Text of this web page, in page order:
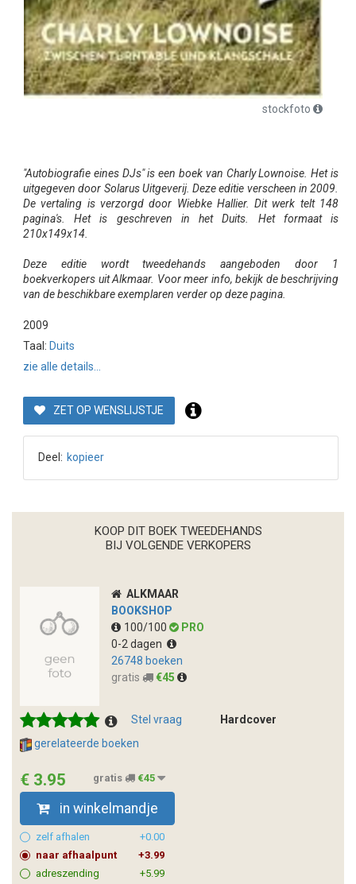
stockfoto
"Autobiografie eines DJs" is een boek van Charly Lownoise. Het is
uitgegeven door Solarus Uitgeverij. Deze editie verscheen in 2009.
De vertaling is verzorgd door Wiebke Hallier. Dit werk telt 148
pagina's. Het is geschreven in het Duits. Het formaat is
210x149x14.
Deze editie wordt tweedehands aangeboden door 1
boekverkopers uit Alkmaar. Voor meer info, bekijk de beschrijving
van de beschikbare exemplaren verder op deze pagina.
2009
Taal: Duits
zie alle details...
ZET OP WENSLIJSTJE
Deel: kopieer
KOOP DIT BOEK TWEEDEHANDS
BIJ VOLGENDE VERKOPERS
ALKMAAR
BOOKSHOP
100/100
PRO
0-2 dagen
26748 boeken
gratis
€45
Stel vraag
Hardcover
gerelateerde boeken
€ 3.95 gratis €45
in winkelmandje
zelf afhalen
+0.00
naar afhaalpunt
+3.99
adreszending
+5.99